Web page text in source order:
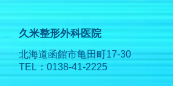
久米整形外科医院
北海道函館市亀田町17-30
TEL：0138-41-2225